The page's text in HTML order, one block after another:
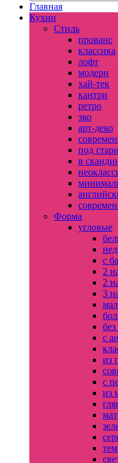
Главная
Кухни
Стиль
прованс
классика
лофт
модерн
хай-тек
кантри
ретро
эко
арт-деко
под
в
Форма
угловые
с
2
2
3
с
из
с
из